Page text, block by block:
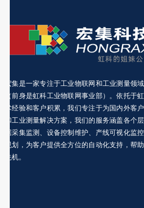
宏集是一家专注于工业物联网和工业测量领
（前身是虹科工业物联网事业部）。依托于
术经验和客户积累，我们专注于为国内外客
和工业测量解决方案，我们的服务涵盖各个
据采集监测、设备控制维护、产线可视化监
规划，为客户提供全方位的自动化支持，帮
先机。